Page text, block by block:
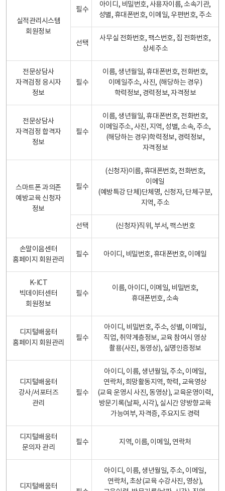
실적관리시스템
회원정보
필수
아이디, 비밀번호, 사용자이름, 소속기관,
성별, 휴대폰번호, 이메일, 우편번호, 주소
선택
사무실 전화번호, 팩스번호, 집 전화번호,
상세주소
전문상담사
자격검정 응시자
정보
필수
이름, 생년월일, 휴대폰번호, 전화번호,
이메일주소, 사진, (해당하는 경우)
학력정보, 경력정보, 자격정보
전문상담사
자격검정 합격자
정보
필수
이름, 생년월일, 휴대폰번호, 전화번호,
이메일주소, 사진, 지역, 성별, 소속, 주소,
(해당하는 경우)학력정보, 경력정보,
자격정보
스마트폰 과의존
예방교육 신청자
정보
필수
(신청자)이름, 휴대폰번호, 전화번호,
이메일
(예방특강 단체)단체명, 신청자, 단체구분,
지역, 주소
선택 (신청자)직위, 부서, 팩스번호
손말이음센터
홈페이지 회원관리
필수 아이디, 비밀번호, 휴대폰번호, 이메일
K-ICT
빅데이터센터
회원정보
필수
이름, 아이디, 이메일, 비밀번호,
휴대폰번호, 소속
디지털배움터
홈페이지 회원관리
필수
아이디, 비밀번호, 주소, 성별, 이메일,
직업, 취약계층정보, 교육 참여시 영상
촬용(사진, 동영상), 실명인증정보
디지털배움터
강사/서포터즈
관리
필수
아이디, 이름, 생년월일, 주소, 이메일,
연락처, 희망활동지역, 학력, 교육영상
(교육 운영시 사진, 동영상), 교육운영이력,
방문기록(날짜, 시각), 실시간 양방향교육
가능여부, 자격증, 주요지도 경력
디지털배움터
문의자 관리
필수 지역, 이름, 이메일, 연락처
디지털배움터
아이디, 이름, 생년월일, 주소, 이메일,
연락처, 초상(교육 수강사진, 영상),